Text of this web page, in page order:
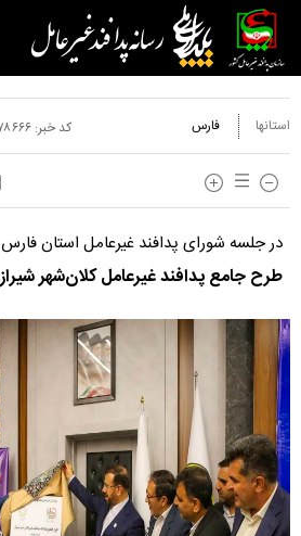
استانها فارس کد خبر:
در جلسه شورای پدافند غیرعامل استان فارس
طرح جامع پدافند غیرعامل کلان‌شهر